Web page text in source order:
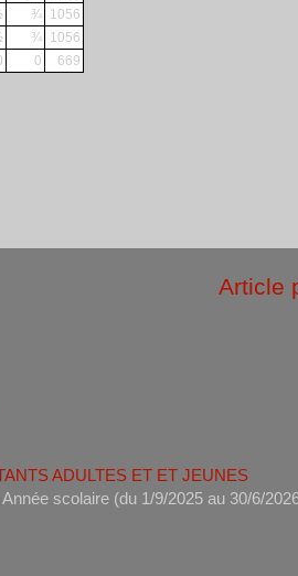
¾ 1056
¾ 1056
0 669
Article
ADULTES ET ET JEUNES
Année scolaire (du 1/9/2025